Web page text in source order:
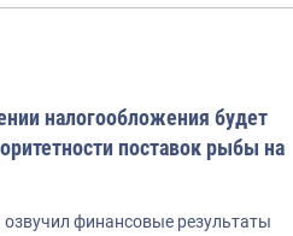
налогообложения будет
поставок рыбы на
финансовые результаты